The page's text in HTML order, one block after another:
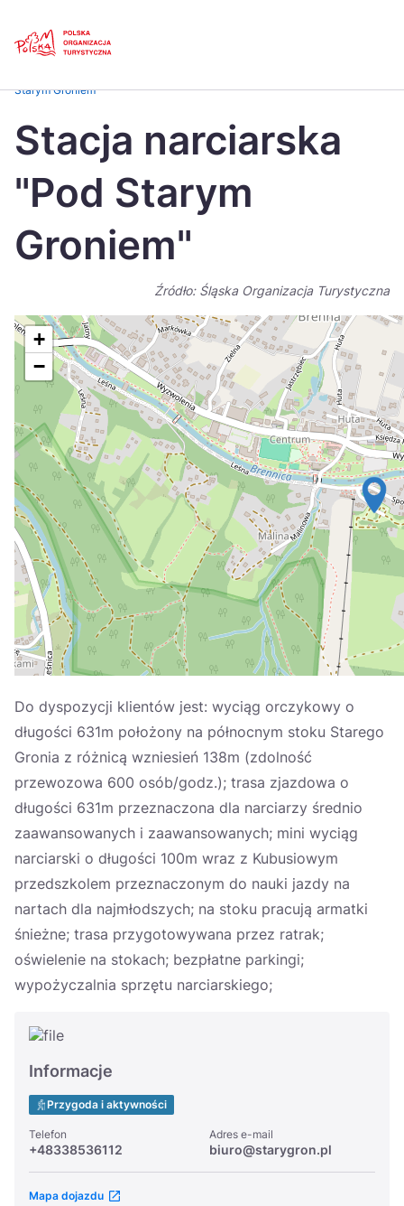
Česká
Dansk
Italiano
日本
Português
Suomi
Україна
Zamknij
Starym Groniem”
Stacja narciarska
"Pod Starym
Groniem"
Źródło: Śląska Organizacja Turystyczna
+
−
Do dyspozycji klientów jest: wyciąg orczykowy o
długości 631m położony na północnym stoku Starego
Gronia z różnicą wzniesień 138m (zdolność
przewozowa 600 osób/godz.); trasa zjazdowa o
długości 631m przeznaczona dla narciarzy średnio
zaawansowanych i zaawansowanych; mini wyciąg
narciarski o długości 100m wraz z Kubusiowym
przedszkolem przeznaczonym do nauki jazdy na
nartach dla najmłodszych; na stoku pracują armatki
śnieżne; trasa przygotowywana przez ratrak;
oświelenie na stokach; bezpłatne parkingi;
wypożyczalnia sprzętu narciarskiego;
Informacje
Przygoda i aktywności
Telefon
+48338536112
Adres e-mail
biuro@starygron.pl
Mapa dojazdu